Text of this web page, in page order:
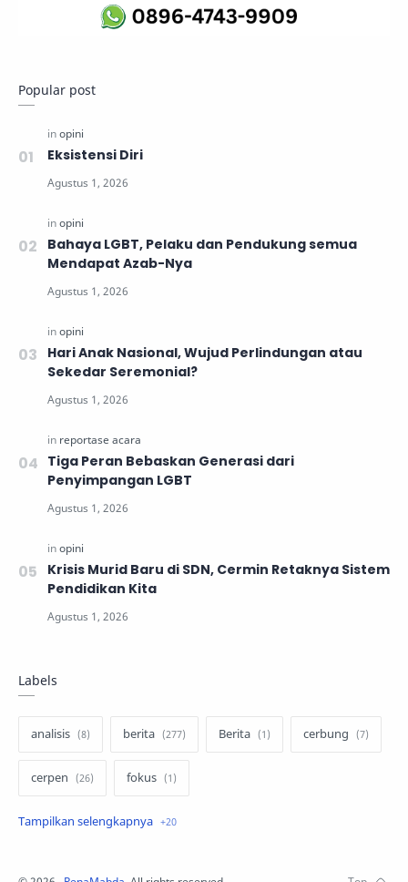
Popular post
Eksistensi Diri
Bahaya LGBT, Pelaku dan Pendukung semua
Mendapat Azab-Nya
Hari Anak Nasional, Wujud Perlindungan atau
Sekedar Seremonial?
Tiga Peran Bebaskan Generasi dari
Penyimpangan LGBT
Krisis Murid Baru di SDN, Cermin Retaknya Sistem
Pendidikan Kita
Labels
analisis berita Berita cerbung
cerpen fokus
hukum internasional